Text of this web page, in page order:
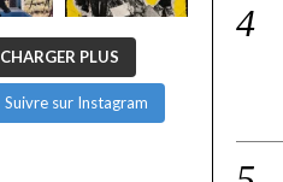
CHARGER PLUS
Suivre sur Instagram